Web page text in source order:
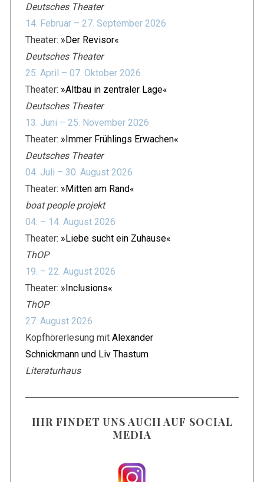
Deutsches Theater
14. Februar – 27. September 2026
Theater: »Der Revisor«
Deutsches Theater
25. April – 07. Oktober 2026
Theater: »Altbau in zentraler Lage«
Deutsches Theater
13. Juni – 25. November 2026
Theater: »Immer Frühlings Erwachen«
Deutsches Theater
04. Juli – 30. August 2026
Theater: »Mitten am Rand«
boat people projekt
04. – 14. August 2026
Theater: »Liebe sucht ein Zuhause«
ThOP
19. – 22. August 2026
Theater: »Inclusions«
ThOP
27. August 2026
Kopfhörerlesung mit Alexander
Schnickmann und Liv Thastum
Literaturhaus
IHR FINDET UNS AUCH AUF SOCIAL
MEDIA